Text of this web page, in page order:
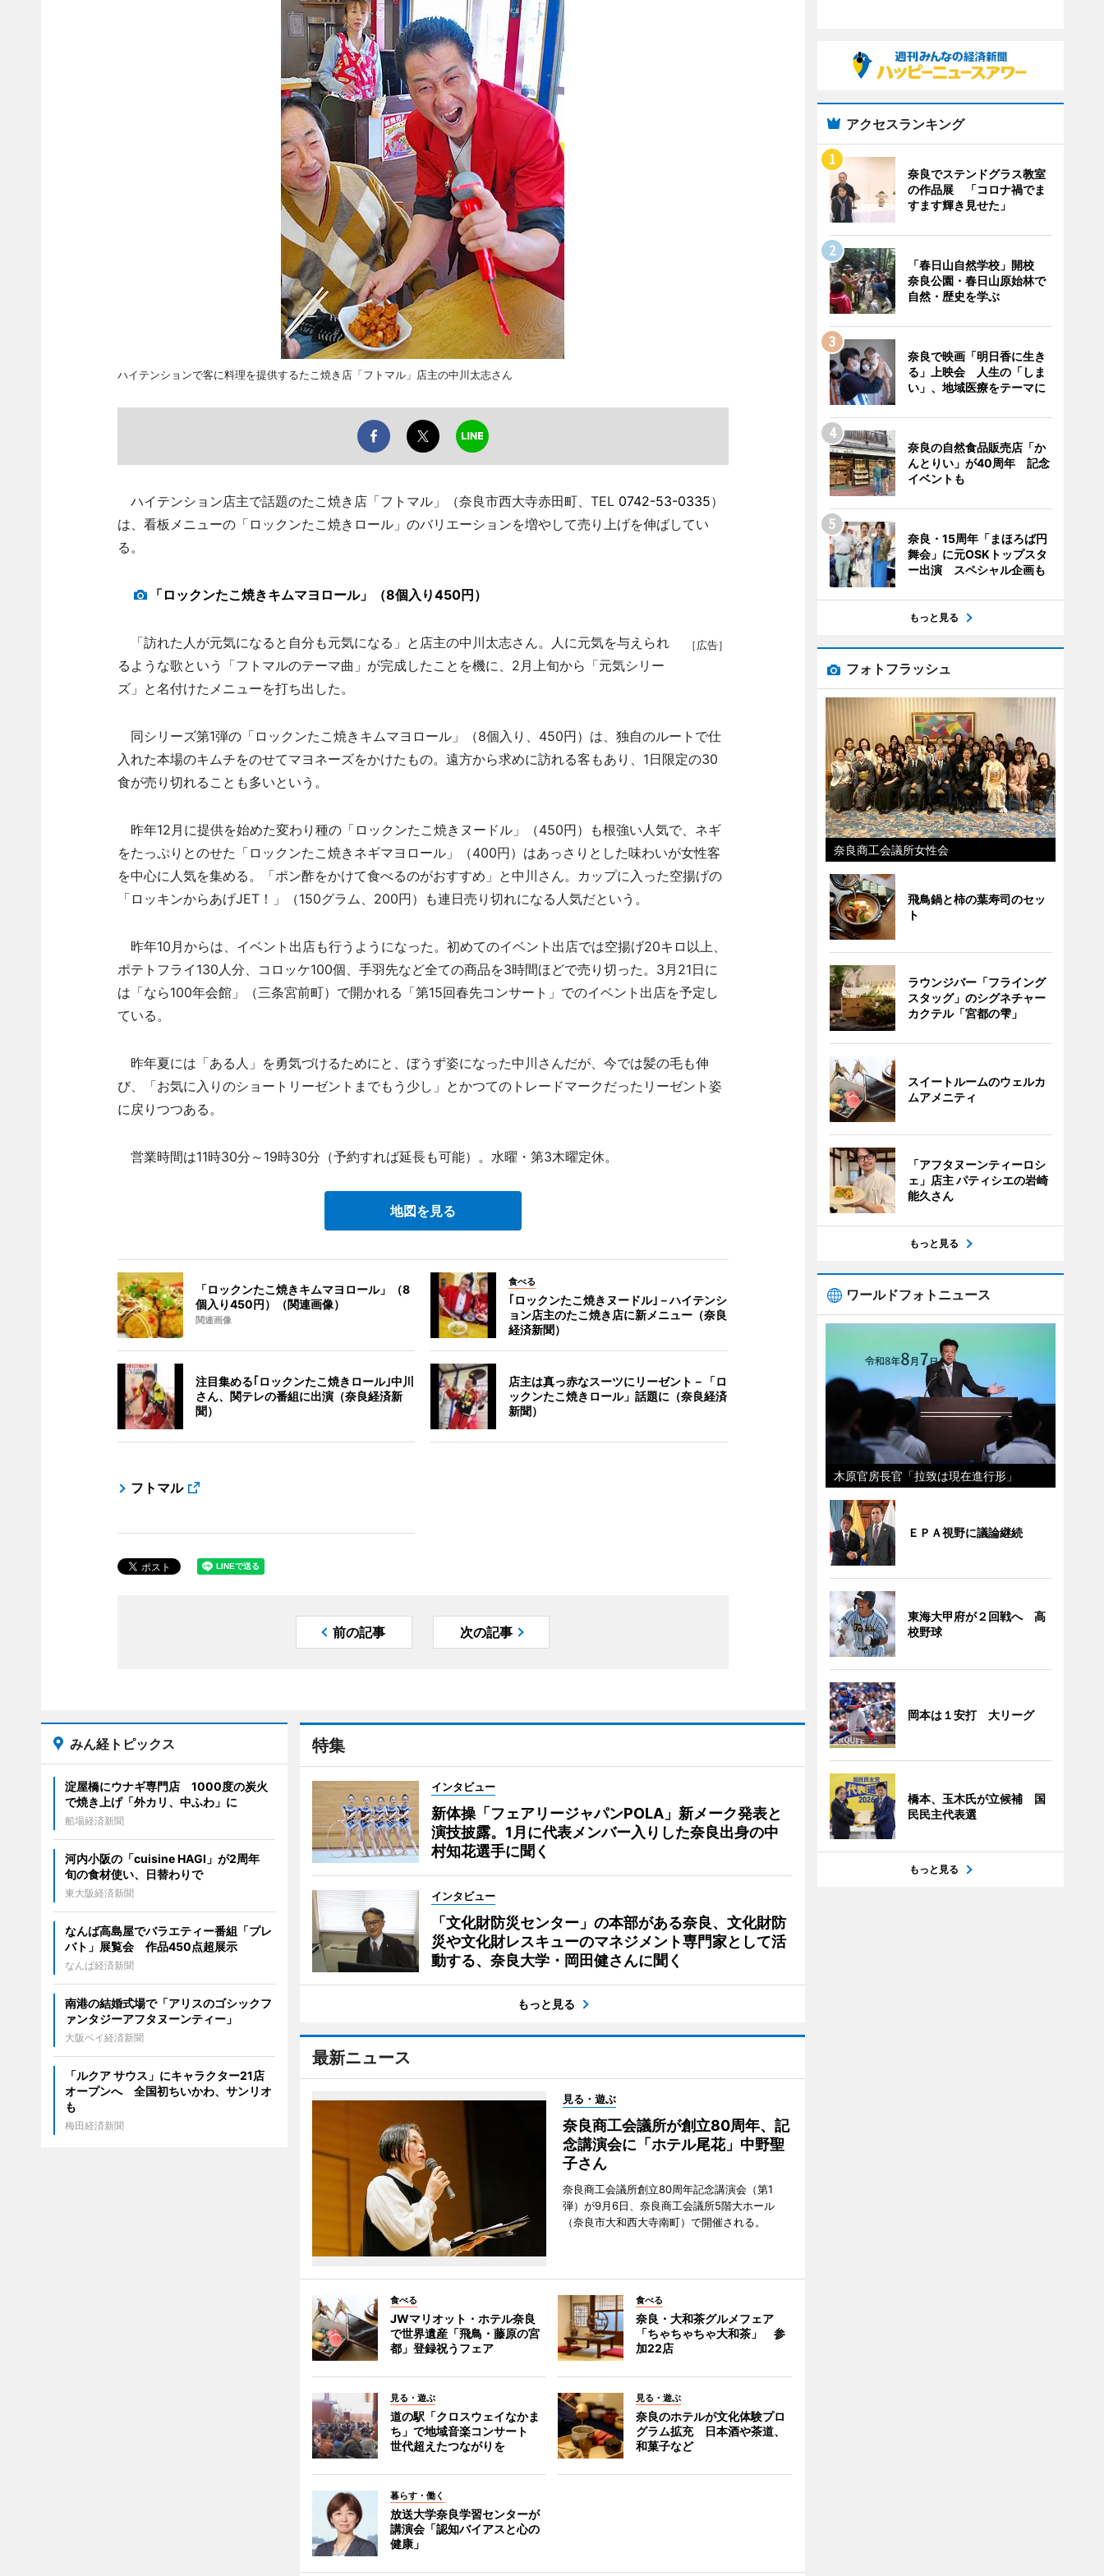
ハイテンションで客に料理を提供するたこ焼き店「フトマル」店主の中川太志さん
ハイテンション店主で話題のたこ焼き店「フトマル」（奈良市西大寺赤田町、TEL 0742-53-0335）
は、看板メニューの「ロックンたこ焼きロール」のバリエーションを増やして売り上げを伸ばしてい
る。
「ロックンたこ焼きキムマヨロール」（8個入り450円）
［広告］
「訪れた人が元気になると自分も元気になる」と店主の中川太志さん。人に元気を与えられ
るような歌という「フトマルのテーマ曲」が完成したことを機に、2月上旬から「元気シリー
ズ」と名付けたメニューを打ち出した。
同シリーズ第1弾の「ロックンたこ焼きキムマヨロール」（8個入り、450円）は、独自のルートで仕
入れた本場のキムチをのせてマヨネーズをかけたもの。遠方から求めに訪れる客もあり、1日限定の30
食が売り切れることも多いという。
昨年12月に提供を始めた変わり種の「ロックンたこ焼きヌードル」（450円）も根強い人気で、ネギ
をたっぷりとのせた「ロックンたこ焼きネギマヨロール」（400円）はあっさりとした味わいが女性客
を中心に人気を集める。「ポン酢をかけて食べるのがおすすめ」と中川さん。カップに入った空揚げの
「ロッキンからあげJET！」（150グラム、200円）も連日売り切れになる人気だという。
昨年10月からは、イベント出店も行うようになった。初めてのイベント出店では空揚げ20キロ以上、
ポテトフライ130人分、コロッケ100個、手羽先など全ての商品を3時間ほどで売り切った。3月21日に
は「なら100年会館」（三条宮前町）で開かれる「第15回春先コンサート」でのイベント出店を予定し
ている。
昨年夏には「ある人」を勇気づけるためにと、ぼうず姿になった中川さんだが、今では髪の毛も伸
び、「お気に入りのショートリーゼントまでもう少し」とかつてのトレードマークだったリーゼント姿
に戻りつつある。
営業時間は11時30分～19時30分（予約すれば延長も可能）。水曜・第3木曜定休。
地図を見る
「ロックンたこ焼きキムマヨロール」（8
個入り450円）（関連画像）
関連画像
食べる
｢ロックンたこ焼きヌードル｣－ハイテンシ
ョン店主のたこ焼き店に新メニュー（奈良
経済新聞）
注目集める｢ロックンたこ焼きロール｣中川
さん、関テレの番組に出演（奈良経済新
聞）
店主は真っ赤なスーツにリーゼント－「ロ
ックンたこ焼きロール」話題に（奈良経済
新聞）
フトマル
前の記事 次の記事
特集
インタビュー
新体操「フェアリージャパンPOLA」新メーク発表と
演技披露。1月に代表メンバー入りした奈良出身の中
村知花選手に聞く
インタビュー
「文化財防災センター」の本部がある奈良、文化財防
災や文化財レスキューのマネジメント専門家として活
動する、奈良大学・岡田健さんに聞く
もっと見る
最新ニュース
見る・遊ぶ
奈良商工会議所が創立80周年、記
念講演会に「ホテル尾花」中野聖
子さん
奈良商工会議所創立80周年記念講演会（第1
弾）が9月6日、奈良商工会議所5階大ホール
（奈良市大和西大寺南町）で開催される。
食べる
JWマリオット・ホテル奈良
で世界遺産「飛鳥・藤原の宮
都」登録祝うフェア
食べる
奈良・大和茶グルメフェア
「ちゃちゃちゃ大和茶」 参
加22店
見る・遊ぶ
道の駅「クロスウェイなかま
ち」で地域音楽コンサート
世代超えたつながりを
見る・遊ぶ
奈良のホテルが文化体験プロ
グラム拡充 日本酒や茶道、
和菓子など
暮らす・働く
放送大学奈良学習センターが
講演会「認知バイアスと心の
健康」
みん経トピックス
淀屋橋にウナギ専門店 1000度の炭火
で焼き上げ「外カリ、中ふわ」に
船場経済新聞
河内小阪の「cuisine HAGI」が2周年
旬の食材使い、日替わりで
東大阪経済新聞
なんば高島屋でバラエティー番組「プレ
バト」展覧会 作品450点超展示
なんば経済新聞
南港の結婚式場で「アリスのゴシックフ
ァンタジーアフタヌーンティー」
大阪ベイ経済新聞
「ルクア サウス」にキャラクター21店
オープンへ 全国初ちいかわ、サンリオ
も
梅田経済新聞
アクセスランキング
奈良でステンドグラス教室
の作品展 「コロナ禍でま
すます輝き見せた」
「春日山自然学校」開校
奈良公園・春日山原始林で
自然・歴史を学ぶ
奈良で映画「明日香に生き
る」上映会 人生の「しま
い」、地域医療をテーマに
奈良の自然食品販売店「か
んとりい」が40周年 記念
イベントも
奈良・15周年「まほろば円
舞会」に元OSKトップスタ
ー出演 スペシャル企画も
もっと見る
フォトフラッシュ
奈良商工会議所女性会
飛鳥鍋と柿の葉寿司のセッ
ト
ラウンジバー「フライング
スタッグ」のシグネチャー
カクテル「宮都の雫」
スイートルームのウェルカ
ムアメニティ
「アフタヌーンティーロシ
ェ」店主 パティシエの岩崎
能久さん
もっと見る
ワールドフォトニュース
木原官房長官「拉致は現在進行形」
ＥＰＡ視野に議論継続
東海大甲府が２回戦へ 高
校野球
岡本は１安打 大リーグ
橋本、玉木氏が立候補 国
民民主代表選
もっと見る